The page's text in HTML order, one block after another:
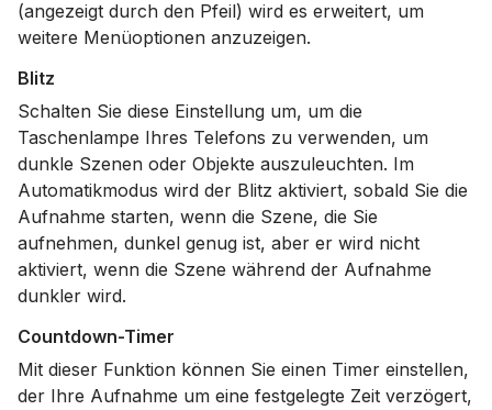
(angezeigt durch den Pfeil) wird es erweitert, um
weitere Menüoptionen anzuzeigen.
Blitz
Schalten Sie diese Einstellung um, um die
Taschenlampe Ihres Telefons zu verwenden, um
dunkle Szenen oder Objekte auszuleuchten. Im
Automatikmodus wird der Blitz aktiviert, sobald Sie die
Aufnahme starten, wenn die Szene, die Sie
aufnehmen, dunkel genug ist, aber er wird nicht
aktiviert, wenn die Szene während der Aufnahme
dunkler wird.
Countdown-Timer
Mit dieser Funktion können Sie einen Timer einstellen,
der Ihre Aufnahme um eine festgelegte Zeit verzögert,